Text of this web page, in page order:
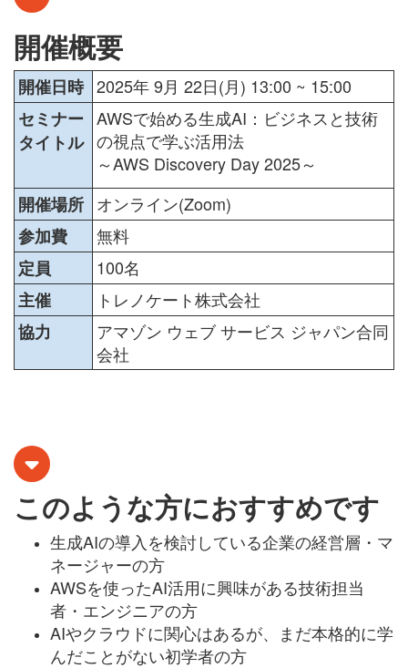
開催概要
開催日時 2025年 9月 22日(月) 13:00 ~ 15:00
セミナー
タイトル
AWSで始める生成AI：ビジネスと技術
の視点で学ぶ活用法
～AWS Discovery Day 2025～
開催場所 オンライン(Zoom)
参加費
無料
定員
100名
主催
トレノケート株式会社
協力
アマゾン ウェブ サービス ジャパン合同
会社
このような方におすすめです
生成AIの導入を検討している企業の経営層・マ
ネージャーの方
AWSを使ったAI活用に興味がある技術担当
者・エンジニアの方
AIやクラウドに関心はあるが、まだ本格的に学
んだことがない初学者の方